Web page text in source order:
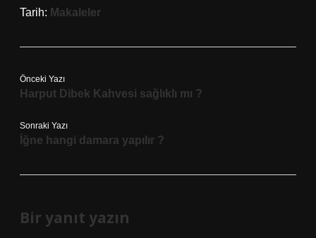
Tarih: Makaleler
Önceki Yazı
Harput Dibek Kahvesi sağlıklı mı ?
Sonraki Yazı
İğne hangi damara yapılır ?
Bir yanıt yazın